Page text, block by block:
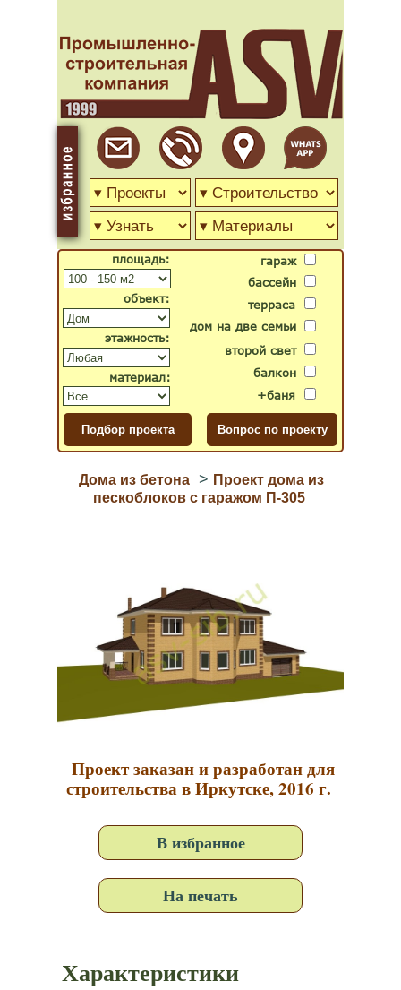
гараж
бассейн
второй свет
дом на две семьи
терраса
балкон
+баня
объект:
материал:
площадь:
этажность:
Дома из бетона > Проект дома из
пескоблоков с гаражом П-305
Проект заказан и разработан для
строительства в Иркутске, 2016 г.
В избранное
На печать
Характеристики